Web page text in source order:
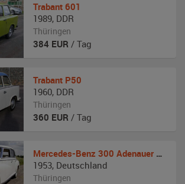
Trabant 601
1989, DDR
Thüringen
384 EUR / Tag
Trabant P50
1960, DDR
Thüringen
360 EUR / Tag
Mercedes-Benz 300 Adenauer W 186
1953, Deutschland
Thüringen